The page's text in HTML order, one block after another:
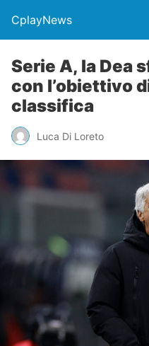
CplayNews
Serie A, la Dea
con l’obiettivo
classifica
Luca Di Loreto